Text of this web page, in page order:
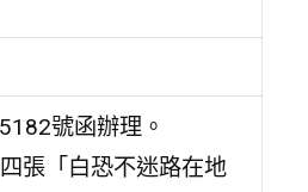
號函辦理。
張「白恐不迷路在地